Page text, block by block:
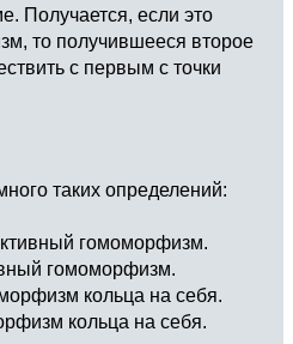
Получается, если это
то получившееся второе
с первым с точки
таких определений:
гомоморфизм.
гомоморфизм.
кольца на себя.
кольца на себя.